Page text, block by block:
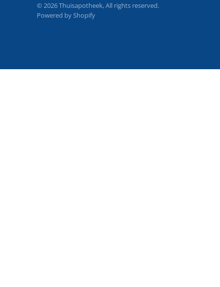
© 2026 Thuisapotheek, All rights reserved.
Powered by Shopify